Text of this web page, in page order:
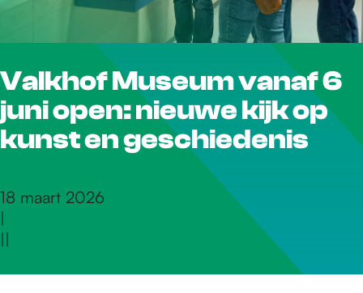
r
d
e
o
Valkhof Museum vanaf 6
juni open: nieuwe kijk op
kunst en geschiedenis
18 maart 2026
|
||